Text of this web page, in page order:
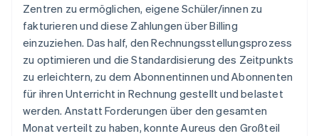
Zentren zu ermöglichen, eigene Schüler/innen zu
fakturieren und diese Zahlungen über Billing
einzuziehen. Das half, den Rechnungsstellungsprozess
zu optimieren und die Standardisierung des Zeitpunkts
zu erleichtern, zu dem Abonnentinnen und Abonnenten
für ihren Unterricht in Rechnung gestellt und belastet
werden. Anstatt Forderungen über den gesamten
Monat verteilt zu haben, konnte Aureus den Großteil